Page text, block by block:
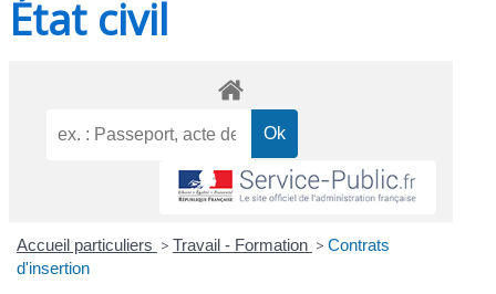
État civil
Accueil particuliers > Travail - Formation > Contrats
d'insertion